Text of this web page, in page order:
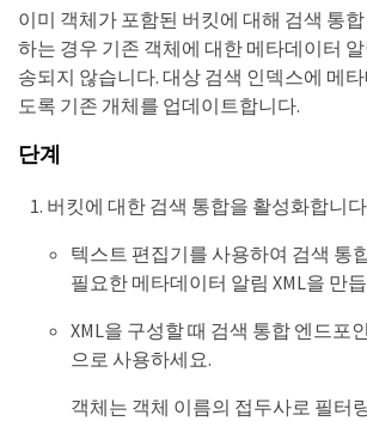
이미 객체가 포함된 버킷에 대해 검색 통
하는 경우 기존 객체에 대한 메타데이터
송되지 않습니다. 대상 검색 인덱스에 메
도록 기존 개체를 업데이트합니다.
단계
버킷에 대한 검색 통합을 활성화합니
텍스트 편집기를 사용하여 검색 통
필요한 메타데이터 알림 XML을 만
XML을 구성할 때 검색 통합 엔드포
으로 사용하세요.
객체는 객체 이름의 접두사로 필터